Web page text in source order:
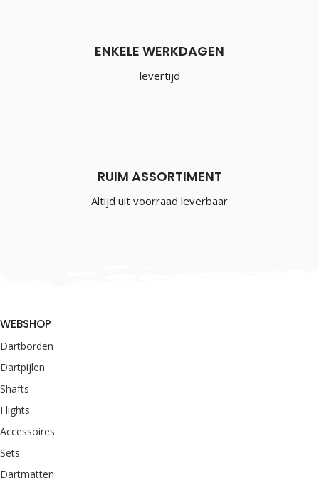
ENKELE WERKDAGEN
levertijd
RUIM ASSORTIMENT
Altijd uit voorraad leverbaar
WEBSHOP
Dartborden
Dartpijlen
Shafts
Flights
Accessoires
Sets
Dartmatten